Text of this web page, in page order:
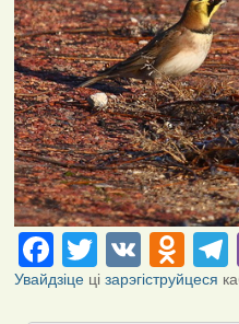
Facebook
Twitter
VK
Увайдзіцеці зарэгіструйцеся